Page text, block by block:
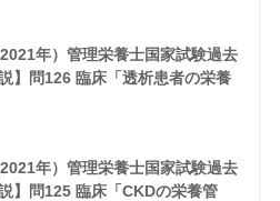
2021年）管理栄養士国家試験過去
】問126 臨床「透析患者の栄養
2021年）管理栄養士国家試験過去
】問125 臨床「CKDの栄養管